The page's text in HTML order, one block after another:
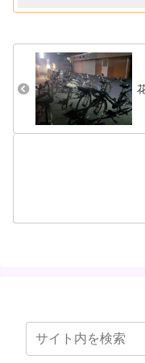
り、お金が貯まるように(
｀)商売繁盛を願って、家
財布も一緒にお供えしま...